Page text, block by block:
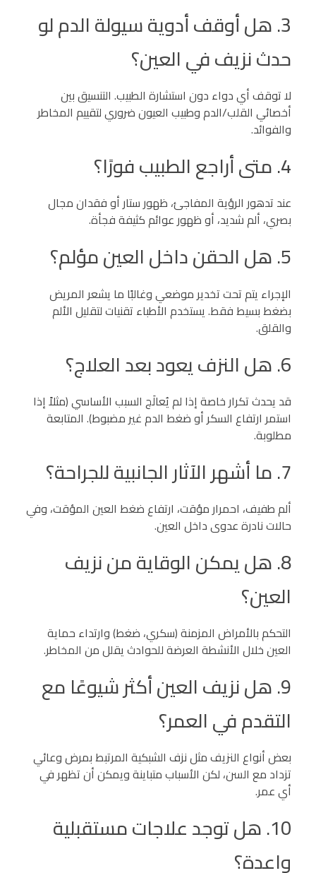
3. هل أوقف أدوية سيولة الدم لو
حدث نزيف في العين؟
لا توقف أي دواء دون استشارة الطبيب. التنسيق بين
أخصائي القلب/الدم وطبيب العيون ضروري لتقييم المخاطر
والفوائد.
4. متى أراجع الطبيب فورًا؟
عند تدهور الرؤية المفاجئ، ظهور ستار أو فقدان مجال
بصري، ألم شديد، أو ظهور عوائم كثيفة فجأة.
5. هل الحقن داخل العين مؤلم؟
الإجراء يتم تحت تخدير موضعي وغالبًا ما يشعر المريض
بضغط بسيط فقط. يستخدم الأطباء تقنيات لتقليل الألم
والقلق.
6. هل النزف يعود بعد العلاج؟
قد يحدث تكرار خاصة إذا لم يُعالَج السبب الأساسي (مثلاً إذا
استمر ارتفاع السكر أو ضغط الدم غير مضبوط). المتابعة
مطلوبة.
7. ما أشهر الآثار الجانبية للجراحة؟
ألم طفيف، احمرار مؤقت، ارتفاع ضغط العين المؤقت، وفي
حالات نادرة عدوى داخل العين.
8. هل يمكن الوقاية من نزيف
العين؟
التحكم بالأمراض المزمنة (سكري، ضغط) وارتداء حماية
العين خلال الأنشطة العرضة للحوادث يقلل من المخاطر.
9. هل نزيف العين أكثر شيوعًا مع
التقدم في العمر؟
بعض أنواع النزيف مثل نزف الشبكية المرتبط بمرض وعائي
تزداد مع السن، لكن الأسباب متباينة ويمكن أن تظهر في
أي عمر.
10. هل توجد علاجات مستقبلية
واعدة؟